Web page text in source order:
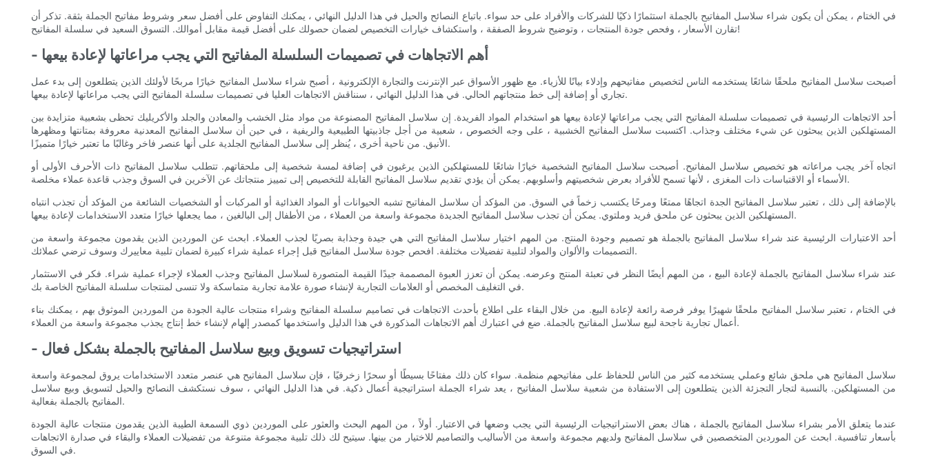
في الختام ، يمكن أن يكون شراء سلاسل المفاتيح بالجملة استثمارًا ذكيًا للشركات والأفراد على حد سواء. باتباع النصائح والحيل في هذا الدليل النهائي ، يمكنك التفاوض على أفضل سعر وشروط مفاتيح الجملة بثقة. تذكر أن
تقارن الأسعار ، وفحص جودة المنتجات ، وتوضيح شروط الصفقة ، واستكشاف خيارات التخصيص لضمان حصولك على أفضل قيمة مقابل أموالك. التسوق السعيد في سلسلة المفاتيح!
- أهم الاتجاهات في تصميمات السلسلة المفاتيح التي يجب مراعاتها لإعادة بيعها
أصبحت سلاسل المفاتيح ملحقًا شائعًا يستخدمه الناس لتخصيص مفاتيحهم وإدلاء بيانًا للأزياء. مع ظهور الأسواق عبر الإنترنت والتجارة الإلكترونية ، أصبح شراء سلاسل المفاتيح خيارًا مربحًا لأولئك الذين يتطلعون إلى بدء عمل
تجاري أو إضافة إلى خط منتجاتهم الحالي. في هذا الدليل النهائي ، سنناقش الاتجاهات العليا في تصميمات سلسلة المفاتيح التي يجب مراعاتها لإعادة بيعها.
أحد الاتجاهات الرئيسية في تصميمات سلسلة المفاتيح التي يجب مراعاتها لإعادة بيعها هو استخدام المواد الفريدة. إن سلاسل المفاتيح المصنوعة من مواد مثل الخشب والمعادن والجلد والأكريليك تحظى بشعبية متزايدة بين
المستهلكين الذين يبحثون عن شيء مختلف وجذاب. اكتسبت سلاسل المفاتيح الخشبية ، على وجه الخصوص ، شعبية من أجل جاذبيتها الطبيعية والريفية ، في حين أن سلاسل المفاتيح المعدنية معروفة بمتانتها ومظهرها
الأنيق. من ناحية أخرى ، يُنظر إلى سلاسل المفاتيح الجلدية على أنها عنصر فاخر وغالبًا ما تعتبر خيارًا متميزًا.
اتجاه آخر يجب مراعاته هو تخصيص سلاسل المفاتيح. أصبحت سلاسل المفاتيح الشخصية خيارًا شائعًا للمستهلكين الذين يرغبون في إضافة لمسة شخصية إلى ملحقاتهم. تتطلب سلاسل المفاتيح ذات الأحرف الأولى أو
الأسماء أو الاقتباسات ذات المغزى ، لأنها تسمح للأفراد بعرض شخصيتهم وأسلوبهم. يمكن أن يؤدي تقديم سلاسل المفاتيح القابلة للتخصيص إلى تمييز منتجاتك عن الآخرين في السوق وجذب قاعدة عملاء مخلصة.
بالإضافة إلى ذلك ، تعتبر سلاسل المفاتيح الجدة اتجاهًا ممتعًا ومرحًا يكتسب زخماً في السوق. من المؤكد أن سلاسل المفاتيح تشبه الحيوانات أو المواد الغذائية أو المركبات أو الشخصيات الشائعة من المؤكد أن تجذب انتباه
المستهلكين الذين يبحثون عن ملحق فريد وملتوي. يمكن أن تجذب سلاسل المفاتيح الجديدة مجموعة واسعة من العملاء ، من الأطفال إلى البالغين ، مما يجعلها خيارًا متعدد الاستخدامات لإعادة بيعها.
أحد الاعتبارات الرئيسية عند شراء سلاسل المفاتيح بالجملة هو تصميم وجودة المنتج. من المهم اختيار سلاسل المفاتيح التي هي جيدة وجذابة بصريًا لجذب العملاء. ابحث عن الموردين الذين يقدمون مجموعة واسعة من
التصميمات والألوان والمواد لتلبية تفضيلات مختلفة. افحص جودة سلاسل المفاتيح قبل إجراء عملية شراء كبيرة لضمان تلبية معاييرك وسوف ترضي عملائك.
عند شراء سلاسل المفاتيح بالجملة لإعادة البيع ، من المهم أيضًا النظر في تعبئة المنتج وعرضه. يمكن أن تعزز العبوة المصممة جيدًا القيمة المتصورة لسلاسل المفاتيح وجذب العملاء لإجراء عملية شراء. فكر في الاستثمار
في التغليف المخصص أو العلامات التجارية لإنشاء صورة علامة تجارية متماسكة ولا تنسى لمنتجات سلسلة المفاتيح الخاصة بك.
في الختام ، تعتبر سلاسل المفاتيح ملحقًا شهيرًا يوفر فرصة رائعة لإعادة البيع. من خلال البقاء على اطلاع بأحدث الاتجاهات في تصاميم سلسلة المفاتيح وشراء منتجات عالية الجودة من الموردين الموثوق بهم ، يمكنك بناء
أعمال تجارية ناجحة لبيع سلاسل المفاتيح بالجملة. ضع في اعتبارك أهم الاتجاهات المذكورة في هذا الدليل واستخدمها كمصدر إلهام لإنشاء خط إنتاج يجذب مجموعة واسعة من العملاء.
- استراتيجيات تسويق وبيع سلاسل المفاتيح بالجملة بشكل فعال
سلاسل المفاتيح هي ملحق شائع وعملي يستخدمه كثير من الناس للحفاظ على مفاتيحهم منظمة. سواء كان ذلك مفتاحًا بسيطًا أو سحرًا زخرفيًا ، فإن سلاسل المفاتيح هي عنصر متعدد الاستخدامات يروق لمجموعة واسعة
من المستهلكين. بالنسبة لتجار التجزئة الذين يتطلعون إلى الاستفادة من شعبية سلاسل المفاتيح ، يعد شراء الجملة استراتيجية أعمال ذكية. في هذا الدليل النهائي ، سوف نستكشف النصائح والحيل لتسويق وبيع سلاسل
المفاتيح بالجملة بفعالية.
عندما يتعلق الأمر بشراء سلاسل المفاتيح بالجملة ، هناك بعض الاستراتيجيات الرئيسية التي يجب وضعها في الاعتبار. أولاً ، من المهم البحث والعثور على الموردين ذوي السمعة الطيبة الذين يقدمون منتجات عالية الجودة
بأسعار تنافسية. ابحث عن الموردين المتخصصين في سلاسل المفاتيح ولديهم مجموعة واسعة من الأساليب والتصاميم للاختيار من بينها. سيتيح لك ذلك تلبية مجموعة متنوعة من تفضيلات العملاء والبقاء في صدارة الاتجاهات
في السوق.